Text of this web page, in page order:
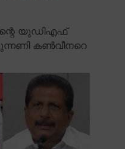
യുഡിഎഫ്
കൺവീനറെ